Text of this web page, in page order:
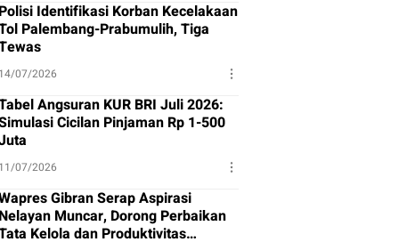
Polisi Identifikasi Korban Kecelakaan
Palembang-Prabumulih, Tiga
14/07/2026
Angsuran KUR BRI Juli 2026:
Cicilan Pinjaman Rp 1-500
11/07/2026
Gibran Serap Aspirasi
Nelayan Muncar, Dorong Perbaikan
Kelola dan Produktivitas